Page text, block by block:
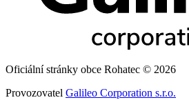
Oficiální stránky obce Rohatec © 2026
Provozovatel Galileo Corporation s.r.o.